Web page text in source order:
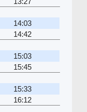
14:03
14:42
15:03
15:45
15:33
16:12